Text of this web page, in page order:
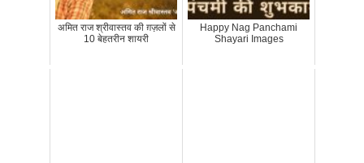
अमित राज श्रीवास्तव की ग़ज़लों से
10 बेहतरीन शायरी
Happy Nag Panchami
Shayari Images